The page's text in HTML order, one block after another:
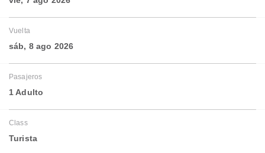
Vuelta
sáb, 8 ago 2026
Pasajeros
1 Adulto
Class
Turista